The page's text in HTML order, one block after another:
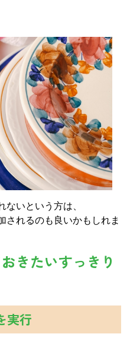
ないという方は、
されるのも良いかもしれま
きたいすっきり
実行